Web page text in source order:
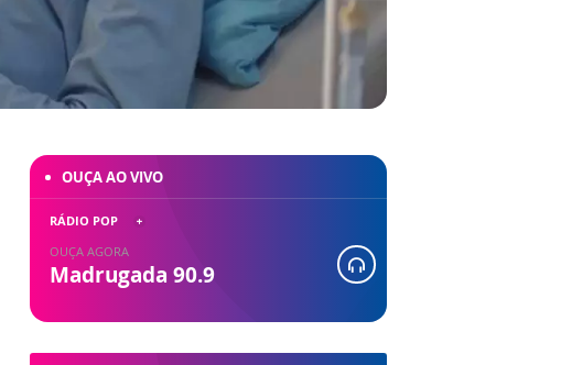
OUÇA AO VIVO
RÁDIO POP
OUÇA AGORA
Madrugada 90.9